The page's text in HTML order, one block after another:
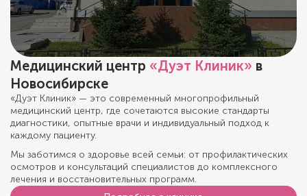
Медицинский центр «Дуэт Клиник» в
Новосибирске
«Дуэт Клиник» — это современный многопрофильный
медицинский центр, где сочетаются высокие стандарты
диагностики, опытные врачи и индивидуальный подход к
каждому пациенту.
Мы заботимся о здоровье всей семьи: от профилактических
осмотров и консультаций специалистов до комплексного
лечения и восстановительных программ.